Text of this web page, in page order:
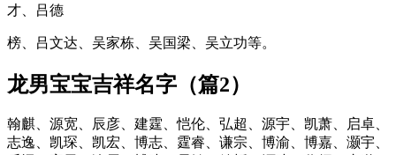
才、吕德
榜、吕文达、吴家栋、吴国梁、吴立功等。
龙男宝宝吉祥名字（篇2）
翰麒、源宽、辰彦、建霆、恺伦、弘超、源宇、凯萧、启卓、
志逸、凯琛、凯宏、博志、霆睿、谦宗、博渝、博嘉、灏宇、